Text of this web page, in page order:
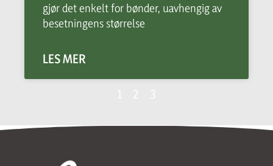
gjør det enkelt for bønder, uavhengig av
besetningens størrelse
LES MER